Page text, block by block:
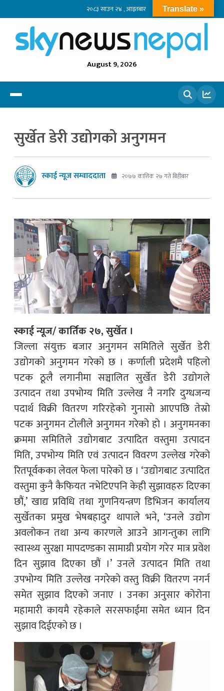
२०८३ साउन २४ , आइतबार
August 9, 2026
सुर्खेत डेरी उद्योगको अनुगमन
स्काई न्यूज सम्वाददाता २०७७ कात्तिक २७ गते बिहीबार
स्काई न्यूज/ कार्तिक २७, सुर्खेत ।
जिल्ला संयुक्त बजार अनुगमन समितिले सुर्खेत डेरी
उद्योगको अनुगमन गरेको छ । कर्णाली प्रदेशमै पहिलो
पटक ठूलै लगानीमा सञ्चालित सुर्खेत डेरी उद्योगले
उत्पादन तथा उपभोग्य मिति उल्लेख नै नगरि दुग्धजन्य
पदार्थ विक्री वितरण गरिरहेको गुनासो आएपछि तेस्रो
पटक अनुगमन टोलीले अनुगमन गरेको हो । अनुगमनका
क्रममा समितिले उद्योगबाट उत्पादित वस्तुमा उत्पादन
मिति, उपभोग्य मिति एवं उत्पादन विवरण उल्लेख गरेको
रितपूर्वकका लेवल फेला पारेको छ । ‘उद्योगबाट उत्पादित
वस्तुमा कुनै कैफियत नभेटिएपनि केही सुझावहरु दिएका
छौं,’ खाद्य प्रविधि तथा गुणनियन्त्रण डिभिजन कार्यालय
सुर्खेतका प्रमुख भेषबहादुर थापाले भने, ‘उनले उद्योग
अवलोकन तथा अन्य कारणले आउने आगन्तुका लागि
स्वास्थ्य सुरक्षा मापदण्डका सामाग्री प्रयोग गरेर मात्र प्रवेश
दिन सुझाव दिएका छौं ।’ उनले उत्पादन मिति तथा
उपभोग्य मिति उल्लेख नगरेको वस्तु विक्री वितरण नगर्न
समेत सुझाव दिएको जनाए । उनका अनुसार कोरोना
महामारी कायमै रहेकाले सरसफाईमा समेत ध्यान दिन
सुझाव दिईएको छ ।
Translate »